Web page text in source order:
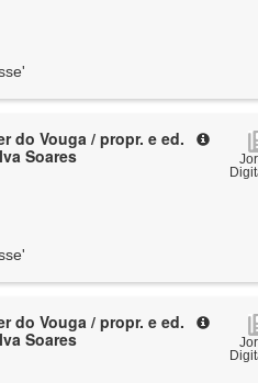
do Vouga / propr. e ed.
Soares
do Vouga / propr. e ed.
Soares